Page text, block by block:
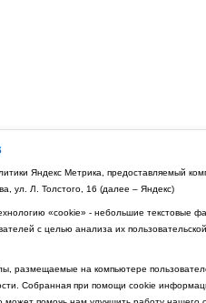
Яндекс Метрика, предоставляемый
ул. Л. Толстого, 16 (далее – Яндекс)
«cookie» - небольшие текстовые
с целью анализа их пользовательской
размещаемые на компьютере
Собранная при помощи cookie